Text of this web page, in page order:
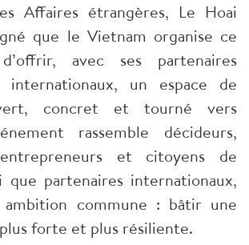
Affaires étrangères, Le Hoai
que le Vietnam organise ce
avec ses partenaires
internationaux, un espace de
concret et tourné vers
rassemble décideurs,
et citoyens de
que partenaires internationaux,
ambition commune : bâtir une
forte et plus résiliente.